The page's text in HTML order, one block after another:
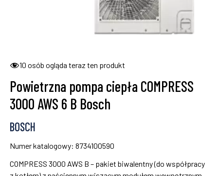
10 osób ogląda teraz ten produkt
Powietrzna pompa ciepła COMPRESS
3000 AWS 6 B Bosch
BOSCH
Numer katalogowy: 8734100590
COMPRESS 3000 AWS B – pakiet biwalentny (do współpracy